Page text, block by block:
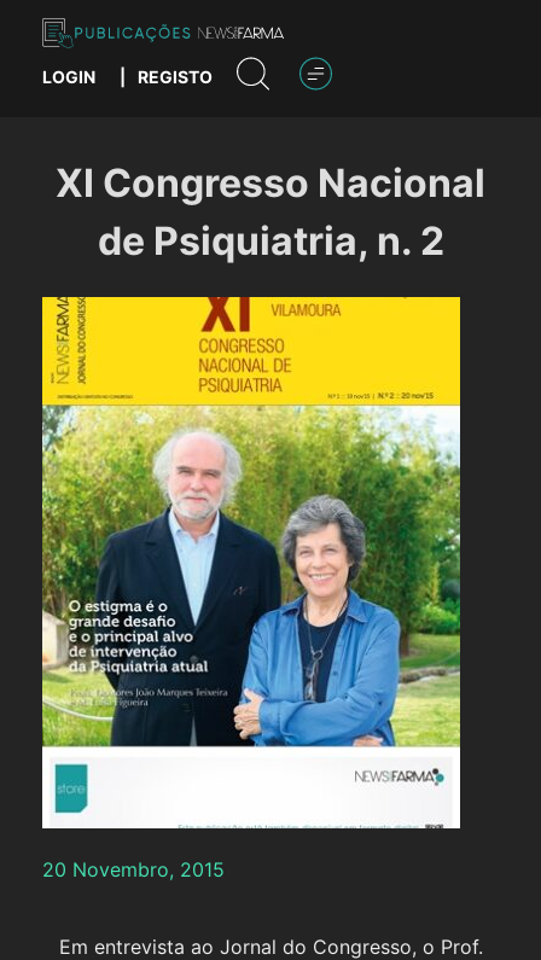
content
Publicações News Farma
LOGIN REGISTO
XI Congresso Nacional
de Psiquiatria, n. 2
20 Novembro, 2015
Em entrevista ao Jornal do Congresso, o Prof.